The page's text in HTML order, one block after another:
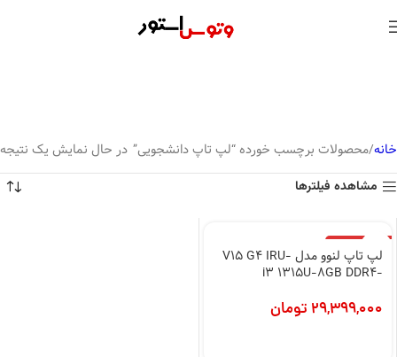
خانه محصولات برچسب خورده “لپ تاپ دانشجویی” در حال نمایش یک نتیجه
مشاهده فیلترها
لپ تاپ لنوو مدل V15 G4 IRU-
i3 1315U-8GB DDR4-
29,399,000 تومان